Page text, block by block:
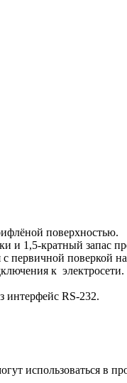
поверхностью.
и 1,5-кратный запас
первичной поверкой
к электросети.
интерфейс RS-232.
в